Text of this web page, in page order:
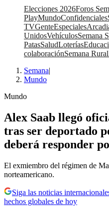
Elecciones 2026Foros
PlayMundoConfidenciales
TVGenteEspeciales
UnidosVehículosSemana
PatasSaludLoterías
colaboraciónSemana Rural
Semana|
Mundo
Mundo
Alex Saab llegó
tras ser deportado
deberá responder
El exmiembro del régimen de
norteamericano.
Siga las noticias
hechos globales de hoy